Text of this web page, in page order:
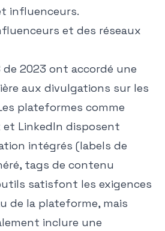
influenceurs.
et des réseaux
de 2023 ont accordé une
aux divulgations sur les
plateformes comme
et LinkedIn disposent
intégrés (labels de
tags de contenu
satisfont les exigences
de la plateforme, mais
inclure une